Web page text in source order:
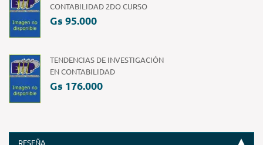
CONTABILIDAD 2DO CURSO
Gs 95.000
TENDENCIAS DE INVESTIGACIÓN
EN CONTABILIDAD
Gs 176.000
RESEÑA